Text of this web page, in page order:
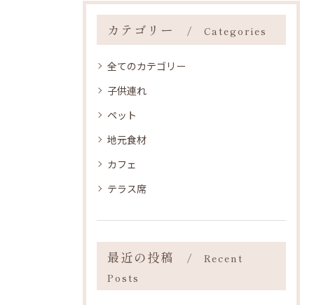
カテゴリー Categories
全てのカテゴリー
子供連れ
ペット
地元食材
カフェ
テラス席
最近の投稿
Recent
Posts